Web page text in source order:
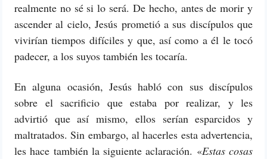
realmente no sé si lo será. De hecho, antes de morir y
ascender al cielo, Jesús prometió a sus discípulos que
vivirían tiempos difíciles y que, así como a él le tocó
padecer, a los suyos también les tocaría.
En alguna ocasión, Jesús habló con sus discípulos
sobre el sacrificio que estaba por realizar, y les
advirtió que así mismo, ellos serían esparcidos y
maltratados. Sin embargo, al hacerles esta advertencia,
les hace también la siguiente aclaración. «Estas cosas